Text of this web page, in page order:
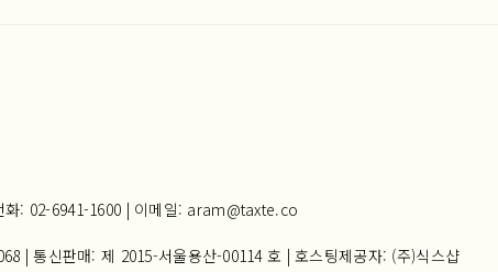
화: 02-6941-1600 | 이메일: aram@taxte.co
| 통신판매: 제 2015-서울용산-00114 호 | 호스팅제공자: (주)식스샵